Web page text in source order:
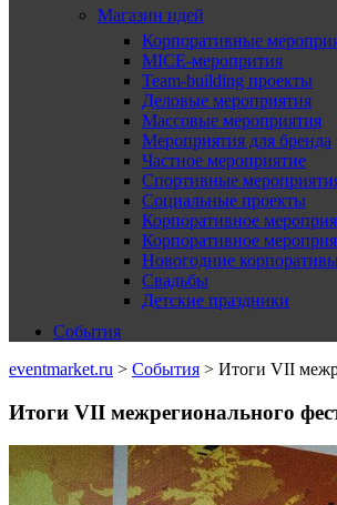
Магазин идей
Корпоративные
MICE-меропрития
Team-building проекты
Деловые мероприятия
Массовые мероприятия
Мероприятия для бренда
Частное мероприятие
Спортивные
Социальные проекты
Корпоративное
Корпоративное
Новогодние
Свадьбы
Детские праздники
События
eventmarket.ru > События > Итоги VII
Итоги VII межрегионального